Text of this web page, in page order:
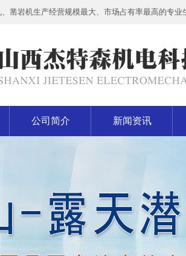
凿岩机生产经营规模最大、市场占有率最高的专
公司简介 新闻资讯